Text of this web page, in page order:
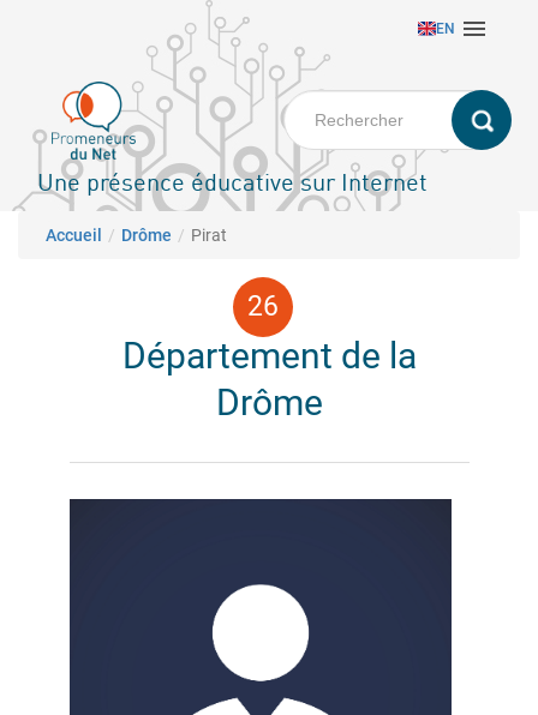
principal
EN 
Une présence éducative sur Internet
Fil d'Ariane
Accueil Drôme Pirat
Département de la
Drôme